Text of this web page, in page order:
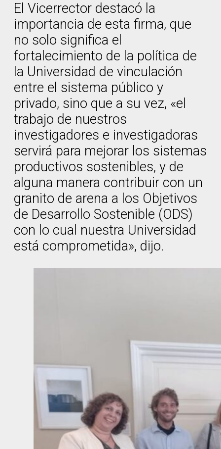
El Vicerrector destacó la
importancia de esta firma, que
no solo significa el
fortalecimiento de la política de
la Universidad de vinculación
entre el sistema público y
privado, sino que a su vez, «el
trabajo de nuestros
investigadores e investigadoras
servirá para mejorar los sistemas
productivos sostenibles, y de
alguna manera contribuir con un
granito de arena a los Objetivos
de Desarrollo Sostenible (ODS)
con lo cual nuestra Universidad
está comprometida», dijo.